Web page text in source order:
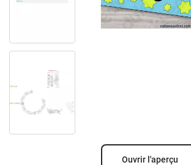
Ouvrir l'aperçu